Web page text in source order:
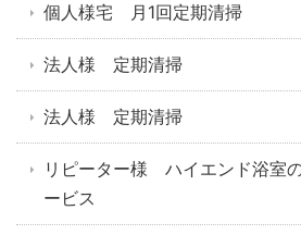
個人様宅 月1回定期清掃
法人様 定期清掃
法人様 定期清掃
リピーター様 ハイエンド浴室
ービス